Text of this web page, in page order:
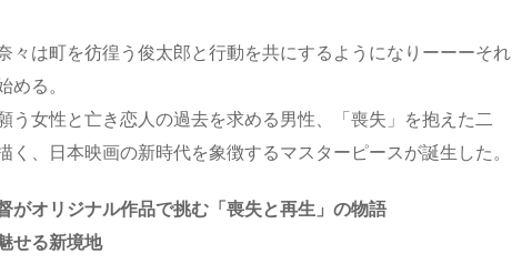
々は町を彷徨う俊太郎と行動を共にするようになりーーーそれ
る。
う女性と亡き恋人の過去を求める男性、「喪失」を抱えた二
く、日本映画の新時代を象徴するマスターピースが誕生した。
がオリジナル作品で挑む「喪失と再生」の物語
せる新境地